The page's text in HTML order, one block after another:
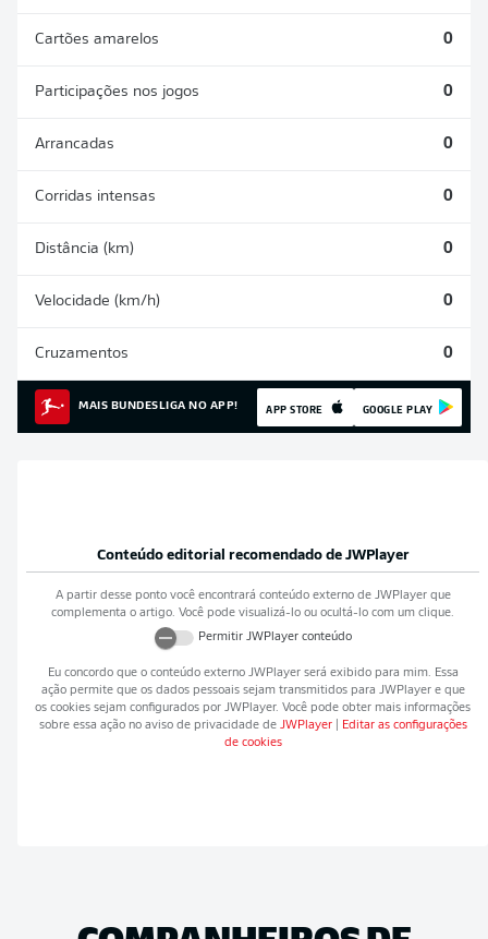
Cartões amarelos 0
Participações nos jogos 0
Arrancadas 0
Corridas intensas 0
Distância (km) 0
Velocidade (km/h) 0
Cruzamentos 0
MAIS BUNDESLIGA NO APP! APP STORE GOOGLE PLAY
Conteúdo editorial recomendado de JWPlayer
A partir desse ponto você encontrará conteúdo externo de JWPlayerque
complementa o artigo. Você pode visualizá-lo ou ocultá-lo com um clique.
Permitir JWPlayerconteúdo
Eu concordo que o conteúdo externo JWPlayerserá exibido para mim. Essa
ação permite que os dados pessoais sejam transmitidos para JWPlayere que
os cookies sejam configurados por JWPlayer. Você pode obter mais informações
sobre essa ação no aviso de privacidade de JWPlayer
Editar as configurações
de cookies